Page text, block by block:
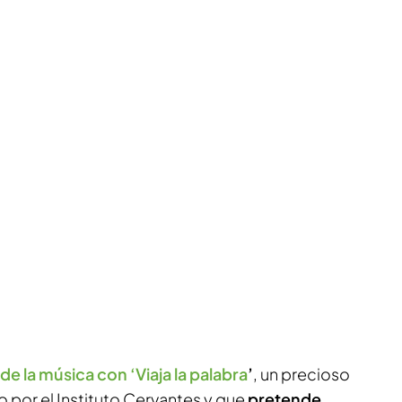
la música con ‘Viaja la palabra’, un precioso